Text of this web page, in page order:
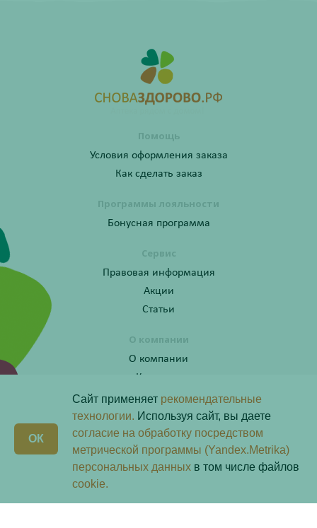
Помощь
Условия оформления заказа
Как сделать заказ
Программы лояльности
Бонусная программа
Сервис
Правовая информация
Акции
Статьи
О компании
О компании
Контакты
Получите консультацию по телефону:
8 (800) 201-40-60 доб. 10
Сайт применяет рекомендательные
технологии. Используя сайт, вы даете
согласие на обработку посредством
метрической программы (Yandex.Metrika)
персональных данных в том числе файлов
cookie.
ОК
Скачай наше
приложение